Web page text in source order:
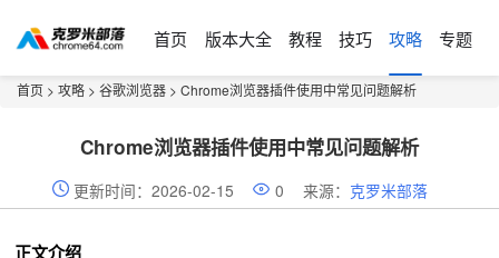
首页 版本大全 教程 技巧 攻略 专题
首页 > 攻略 > 谷歌浏览器 > Chrome浏览器插件使用中常见问题解析
Chrome浏览器插件使用中常见问题解析
更新时间：2026-02-15 0 来源： 克罗米部落
正文介绍